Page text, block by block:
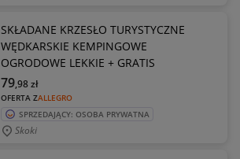
SKŁADANE KRZESŁO TURYSTYCZNE
WĘDKARSKIE KEMPINGOWE
OGRODOWE LEKKIE + GRATIS
OFERTA ZALLEGRO
79,98zł
SPRZEDAJĄCY: OSOBA PRYWATNA
Skoki